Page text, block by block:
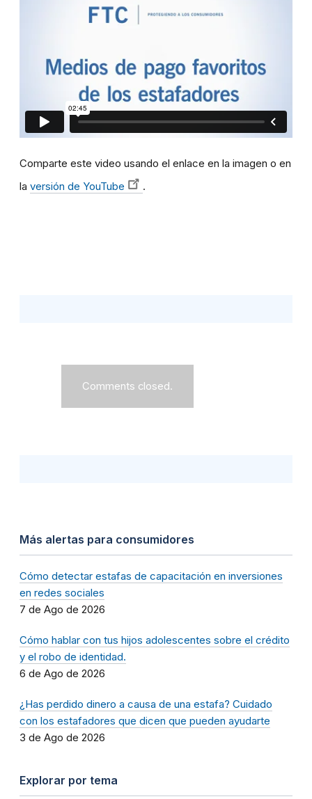
Comparte este video usando el enlace en la imagen o en
la versión de YouTube .
Comments closed.
Más alertas para consumidores
Cómo detectar estafas de capacitación en inversiones
en redes sociales
7 de Ago de 2026
Cómo hablar con tus hijos adolescentes sobre el crédito
y el robo de identidad.
6 de Ago de 2026
¿Has perdido dinero a causa de una estafa? Cuidado
con los estafadores que dicen que pueden ayudarte
3 de Ago de 2026
Explorar por tema